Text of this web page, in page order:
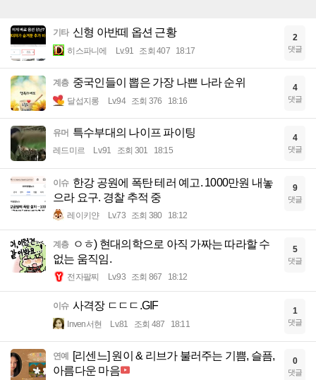
기타 신형 아반떼 옵션 근황
히스파니에 Lv.91 조회 407 18:17
2
댓글
계층 중국인들이 뽑은 가장 나쁜 나라 순위
달섭지롱 Lv.94 조회 376 18:16
4
댓글
유머 특수부대의 나이프 파이팅
레드미르 Lv.91 조회 301 18:15
4
댓글
이슈 한강 공원에 폭탄 테러 예고. 1000만원 내놓
으라 요구. 경찰 추적 중
레이키얀 Lv.73 조회 380 18:12
9
댓글
계층
ㅇㅎ) 현대의학으로 아직 가짜는 따라할 수
없는 움직임.
전자팔찌 Lv.93 조회 867 18:12
5
댓글
이슈 사격장 ㄷㄷㄷ.GIF
Inven서현 Lv.81 조회 487 18:11
1
댓글
연예 [리센느] 원이 & 리브가 불러주는 기쁨, 슬픔,
아름다운 마음
0
댓글